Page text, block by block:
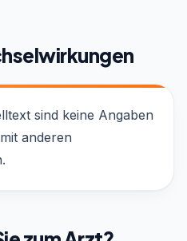
sind keine Angaben
anderen